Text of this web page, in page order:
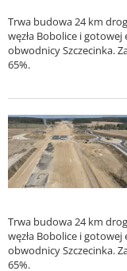
Trwa budowa 24 km
węzła Bobolice i
obwodnicy Szczecinka.
65%.
Trwa budowa 24 km
węzła Bobolice i
obwodnicy Szczecinka.
65%.